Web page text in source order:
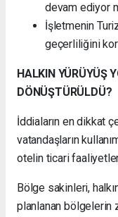
devam ediyor
İşletmenin
geçerliliğini
HALKIN YÜRÜYÜŞ
DÖNÜŞTÜRÜLDÜ?
İddiaların en dikkat
vatandaşların
otelin ticari
Bölge sakinleri,
planlanan bölgelerin